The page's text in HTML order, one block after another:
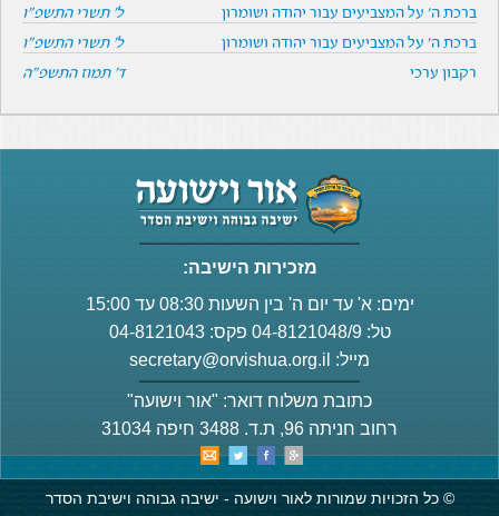
ברכת ה' על המצביעים עבור יהודה ושומרון
ל' תשרי התשפ"ו
ברכת ה' על המצביעים עבור יהודה ושומרון
ל' תשרי התשפ"ו
רקבון ערכי
ד' תמוז התשפ"ה
מזכירות הישיבה:
ימים: א' עד יום ה' בין השעות 08:30 עד 15:00
טל: 04-8121048/9 פקס: 04-8121043
מייל: secretary@orvishua.org.il
כתובת משלוח דואר: "אור וישועה"
רחוב חניתה 96, ת.ד. 3488 חיפה 31034
© כל הזכויות שמורות לאור וישועה - ישיבה גבוהה וישיבת הסדר